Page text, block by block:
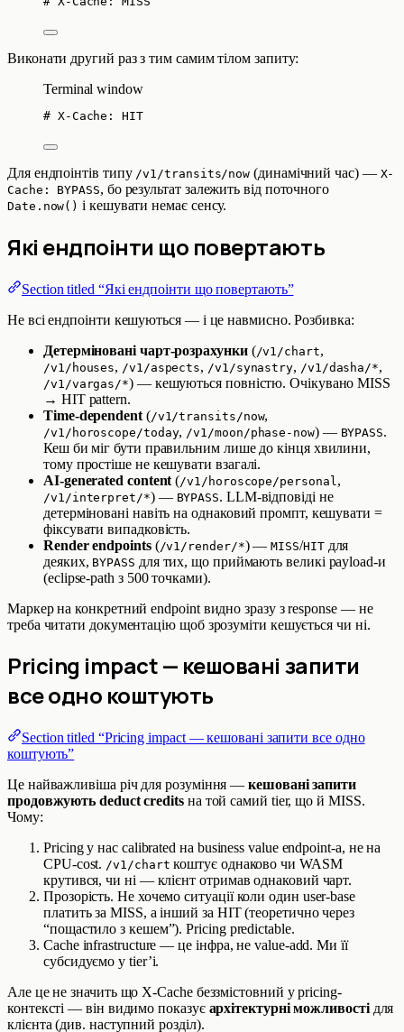
Виконати другий раз з тим самим тілом запиту:
Terminal window
# X-Cache: HIT
Для ендпоінтів типу /v1/transits/now (динамічний час) — X-
Cache: BYPASS, бо результат залежить від поточного
Date.now() і кешувати немає сенсу.
Які ендпоінти що повертають
Section titled “Які ендпоінти що повертають”
Не всі ендпоінти кешуються — і це навмисно. Розбивка:
Детерміновані чарт-розрахунки(/v1/chart,
/v1/houses, /v1/aspects, /v1/synastry, /v1/dasha/*,
/v1/vargas/*) — кешуються повністю. Очікувано MISS
→ HIT pattern.
Time-dependent(/v1/transits/now,
/v1/horoscope/today, /v1/moon/phase-now) — BYPASS.
Кеш би міг бути правильним лише до кінця хвилини,
тому простіше не кешувати взагалі.
AI-generated content (/v1/horoscope/personal ,
/v1/interpret/*) — BYPASS. LLM-відповіді не
детерміновані навіть на однаковий промпт, кешувати =
фіксувати випадковість.
Render endpoints(/v1/render/*) —MISS/HITдля
деяких, BYPASS для тих, що приймають великі payload-и
(eclipse-path з 500 точками).
Маркер на конкретний endpoint видно зразу з response — не
треба читати документацію щоб зрозуміти кешується чи ні.
Pricing impact — кешовані запити
все одно коштують
Section titled “Pricing impact — кешовані запити все одно
коштують”
Це найважливіша річ для розуміння —кешовані запити
продовжують deduct creditsна той самий tier, що й MISS.
Чому:
Pricing у нас calibrated на business value endpoint-а, не на
CPU-cost. /v1/chart коштує однаково чи WASM
крутився, чи ні — клієнт отримав однаковий чарт.
Прозорість. Не хочемо ситуації коли один user-base
платить за MISS, а інший за HIT (теоретично через
“пощастило з кешем”). Pricing predictable.
Cache infrastructure — це інфра, не value-add. Ми її
субсидуємо у tier’і.
Але це не значить що X-Cache беззмістовний у pricing-
контексті — він видимо показує архітектурні можливостідля
клієнта (див. наступний розділ).